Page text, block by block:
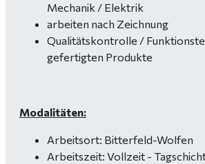
Mechanik / Elektrik
arbeiten nach Zeichnung
Qualitätskontrolle /
gefertigten Produkte
Modalitäten:
Arbeitsort: Bitterfeld-Wolfen
Arbeitszeit: Vollzeit -